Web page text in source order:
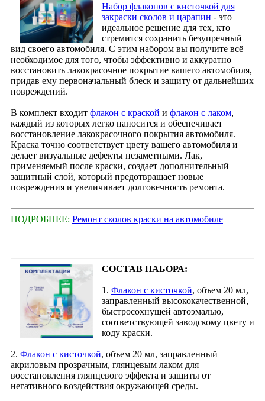
Набор флаконов с кисточкой для
закраски сколов и царапин - это
идеальное решение для тех, кто
стремится сохранить безупречный
вид своего автомобиля. С этим набором вы получите всё
необходимое для того, чтобы эффективно и аккуратно
восстановить лакокрасочное покрытие вашего автомобиля,
придав ему первоначальный блеск и защиту от дальнейших
повреждений.
В комплект входит флакон с краской и флакон с лаком,
каждый из которых легко наносится и обеспечивает
восстановление лакокрасочного покрытия автомобиля.
Краска точно соответствует цвету вашего автомобиля и
делает визуальные дефекты незаметными. Лак,
применяемый после краски, создает дополнительный
защитный слой, который предотвращает новые
повреждения и увеличивает долговечность ремонта.
ПОДРОБНЕЕ: Ремонт сколов краски на автомобиле
СОСТАВ НАБОРА:
1. Флакон с кисточкой, объем 20 мл,
заправленный высококачественной,
быстросохнущей автоэмалью,
соответствующей заводскому цвету и
коду краски.
2. Флакон с кисточкой, объем 20 мл, заправленный
акриловым прозрачным, глянцевым лаком для
восстановления глянцевого эффекта и защиты от
негативного воздействия окружающей среды.